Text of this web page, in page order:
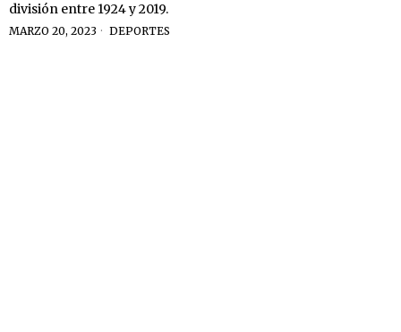
división entre 1924 y 2019.
MARZO 20, 2023 DEPORTES